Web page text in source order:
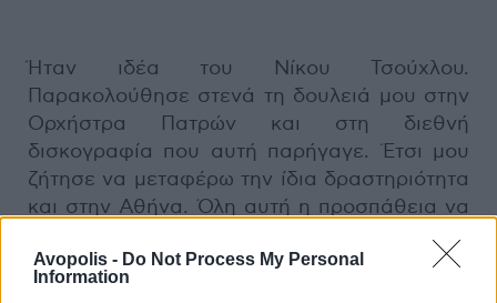
Avopolis - Do Not Process My Personal
Information
Ήταν ιδέα του Νίκου Τσούχλου.
Παρακολούθησε στενά τη δουλειά μου στην
Ορχήστρα Πατρών και στη διεθνή
δισκογραφία που αυτή παρήγαγε. Έτσι μου
ζήτησε να μεταφέρω την ίδια δραστηριότητα
και στην Αθήνα. Όλη αυτή η προσπάθεια να
παίζουμε μουσική χρησιμοποιώντας τα
όργανα εποχής υπήρξε απότοκο μια ανάγκης
της συγκεκριμένης περιόδου. Όταν έχεις